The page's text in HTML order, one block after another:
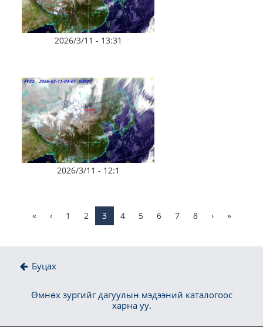
2026/3/11 - 13:31
2026/3/11 - 12:1
« ‹ 1 2 3 4 5 6 7 8 › »
Буцах
Өмнөх зургийг дагуулын мэдээний каталогоос
харна уу.